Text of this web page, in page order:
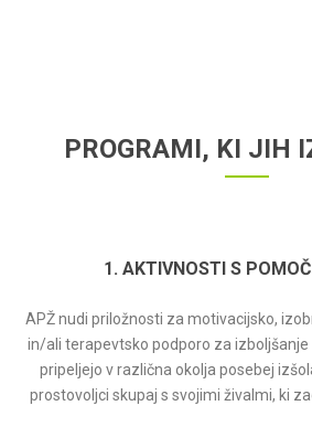
PROGRAMI, KI JIH
1. AKTIVNOSTI S
APŽ nudi priložnosti za motivacijsko,
in/ali terapevtsko podporo za izboljšanje
pripeljejo v različna okolja posebej
prostovoljci skupaj s svojimi živalmi, ki